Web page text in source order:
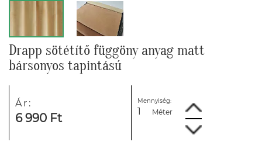
Drapp sötétítő függöny anyag matt
bársonyos tapintású
Ár:
6 990 Ft
Mennyiség:
Méter